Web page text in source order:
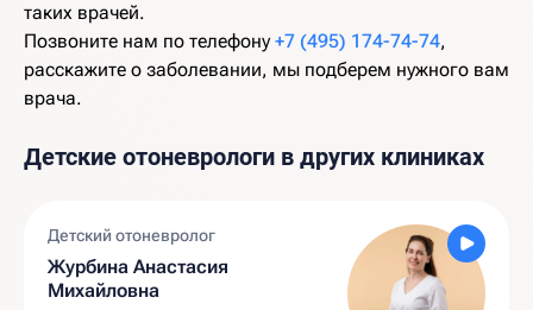
таких врачей.
Позвоните нам по телефону +7 (495) 174-74-74,
расскажите о заболевании, мы подберем нужного вам
врача.
Детские отоневрологи в других клиниках
Детский отоневролог
Журбина Анастасия
Михайловна